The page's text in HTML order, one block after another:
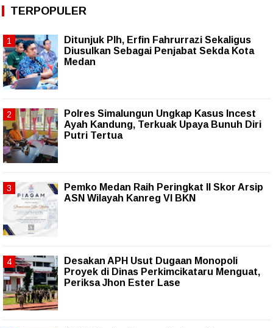
TERPOPULER
Ditunjuk Plh, Erfin Fahrurrazi Sekaligus
Diusulkan Sebagai Penjabat Sekda Kota
Medan
Polres Simalungun Ungkap Kasus Incest
Ayah Kandung, Terkuak Upaya Bunuh Diri
Putri Tertua
Pemko Medan Raih Peringkat II Skor Arsip
ASN Wilayah Kanreg VI BKN
Desakan APH Usut Dugaan Monopoli
Proyek di Dinas Perkimcikataru Menguat,
Periksa Jhon Ester Lase